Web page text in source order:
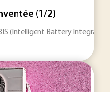
(1/2)
(Intelligent Battery